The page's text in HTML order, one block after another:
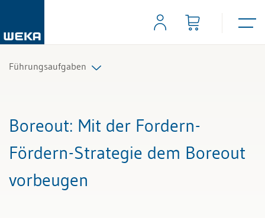
Führungsaufgaben
Alle Fachexperten
Boreout: Mit der Fordern-
Fördern-Strategie dem Boreout
vorbeugen